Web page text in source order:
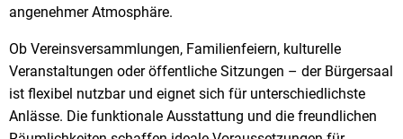
angenehmer Atmosphäre.
Ob Vereinsversammlungen, Familienfeiern, kulturelle
Veranstaltungen oder öffentliche Sitzungen – der Bürgersaal
ist flexibel nutzbar und eignet sich für unterschiedlichste
Anlässe. Die funktionale Ausstattung und die freundlichen